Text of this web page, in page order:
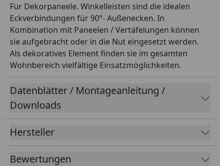
Für Dekorpaneele. Winkelleisten sind die idealen
Eckverbindungen für 90°- Außenecken. In
Kombination mit Paneelen / Vertäfelungen können
sie aufgebracht oder in die Nut eingesetzt werden.
Als dekoratives Element finden sie im gesamten
Wohnbereich vielfältige Einsatzmöglichkeiten.
Datenblätter / Montageanleitung /
Downloads
Hersteller
Bewertungen